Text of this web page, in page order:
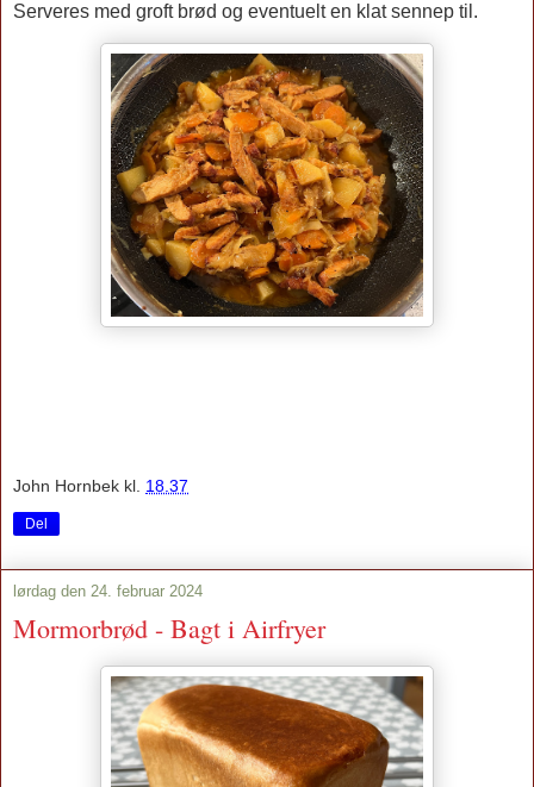
Serveres med groft brød og eventuelt en klat sennep til.
John Hornbek kl. 18.37
Del
lørdag den 24. februar 2024
Mormorbrød - Bagt i Airfryer